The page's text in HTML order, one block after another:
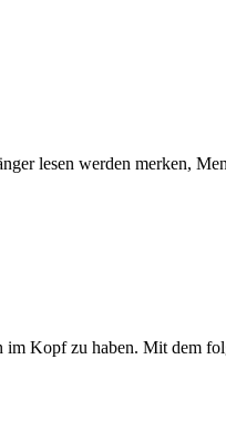
lesen werden merken,
Kopf zu haben. Mit dem